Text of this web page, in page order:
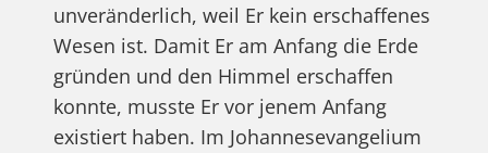
unveränderlich, weil Er kein erschaffenes
Wesen ist. Damit Er am Anfang die Erde
gründen und den Himmel erschaffen
konnte, musste Er vor jenem Anfang
existiert haben. Im Johannesevangelium